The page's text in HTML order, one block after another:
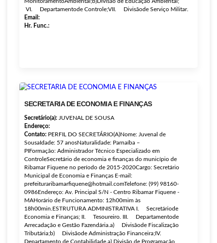
VI. Departamentode Controle;VII. Divisãode Serviço Militar.
Email:
Hr. Func.:
SECRETARIA DE ECONOMIA E FINANÇAS
Secretário(a): JUVENAL DE SOUSA
Endereço:
Contato: PERFIL DO SECRETÁRIO(A)Nome: Juvenal de
SousaIdade: 57 anosNaturalidade: Parnaíba –
PIFormação: Administrador Técnico Especializado em
ControleSecretário de economia e finanças do município de
Ribamar Fiquene no período de 2015-2020Cargo: Secretário
Municipal de Economia e Finanças E-mail:
prefeituraribamarfiquene@hotmail.comTelefone: (99) 98160-
0986Endereço: Av. Principal S/N - Centro Ribamar Fiquene -
MAHorário de Funcionamento: 12h00mim às
18h00min.ESTRUTURA ADMINISTRATIVA I. Secretáriode
Economia e Finanças; II. Tesoureiro. III. Departamentode
Arrecadação e Gestão Fazendária.a) Divisãode Fiscalização
Tributária;b) Divisãode Administração Financeira;IV.
Departamento de Contabilidade.a) Divisão de Programação